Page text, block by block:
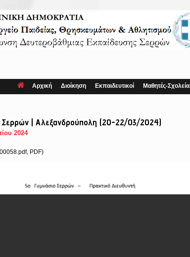
Αρχική Διοίκηση Εκπαιδευτικοί Μαθητές-Σχολεία
Σερρών | Αλεξανδρούπολη (20-22/03/2024)
2024
PDF)